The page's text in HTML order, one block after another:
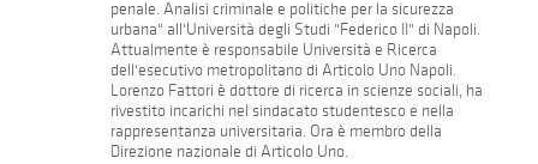
penale. Analisi criminale e politiche per la sicurezza
urbana" all'Università degli Studi "Federico II" di Napoli.
Attualmente è responsabile Università e Ricerca
dell'esecutivo metropolitano di Articolo Uno Napoli.
Lorenzo Fattori è dottore di ricerca in scienze sociali, ha
rivestito incarichi nel sindacato studentesco e nella
rappresentanza universitaria. Ora è membro della
Direzione nazionale di Articolo Uno.